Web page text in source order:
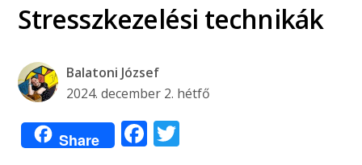
Stresszkezelési technikák
Balatoni József
2024. december 2. hétfő
Share Facebook